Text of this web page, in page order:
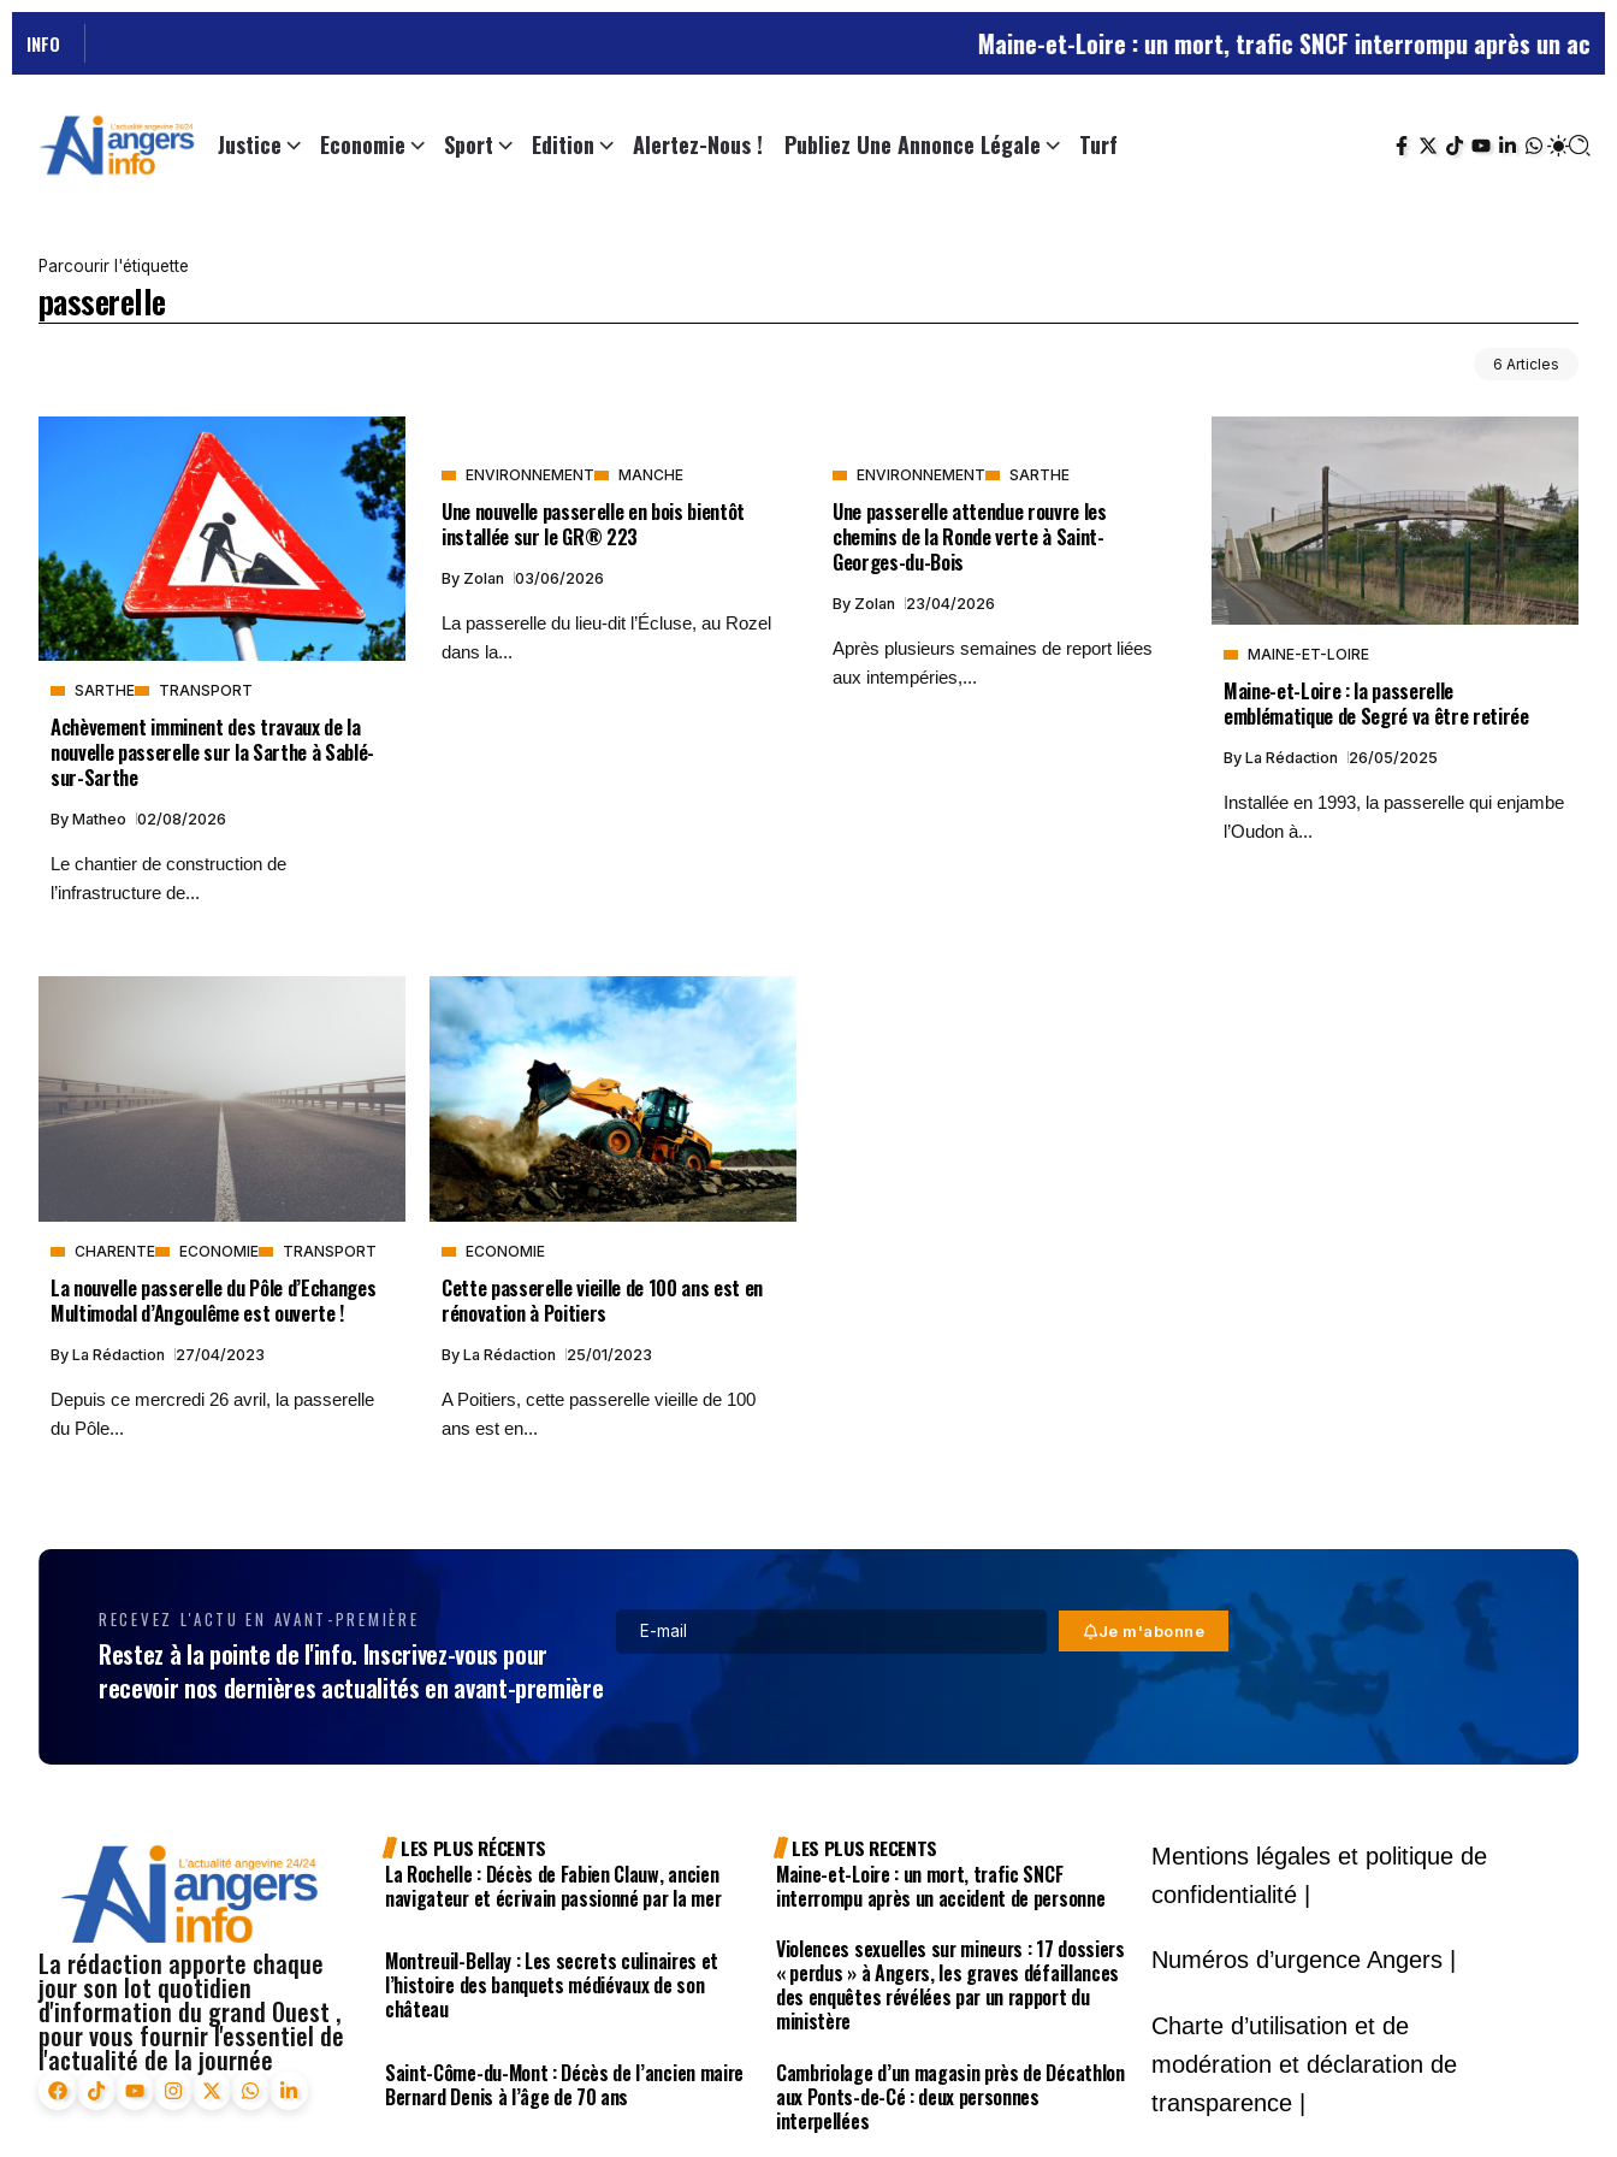
INFO Maine-et-Loire : un mort, trafic SNCF interrompu après un accident
Justice Economie Sport Edition Alertez-Nous ! Publiez Une Annonce Légale Turf
Parcourir l'étiquette
passerelle
6 Articles
SARTHE TRANSPORT
Achèvement imminent des travaux de la
nouvelle passerelle sur la Sarthe à Sablé-
sur-Sarthe
By Matheo 02/08/2026
Le chantier de construction de
l’infrastructure de...
ENVIRONNEMENT MANCHE
Une nouvelle passerelle en bois bientôt
installée sur le GR® 223
By Zolan 03/06/2026
La passerelle du lieu-dit l’Écluse, au Rozel
dans la...
ENVIRONNEMENT SARTHE
Une passerelle attendue rouvre les
chemins de la Ronde verte à Saint-
Georges-du-Bois
By Zolan 23/04/2026
Après plusieurs semaines de report liées
aux intempéries,...
MAINE-ET-LOIRE
Maine-et-Loire : la passerelle
emblématique de Segré va être retirée
By La Rédaction 26/05/2025
Installée en 1993, la passerelle qui enjambe
l’Oudon à...
CHARENTE ECONOMIE TRANSPORT
La nouvelle passerelle du Pôle d’Echanges
Multimodal d’Angoulême est ouverte !
By La Rédaction 27/04/2023
Depuis ce mercredi 26 avril, la passerelle
du Pôle...
ECONOMIE
Cette passerelle vieille de 100 ans est en
rénovation à Poitiers
By La Rédaction 25/01/2023
A Poitiers, cette passerelle vieille de 100
ans est en...
RECEVEZ L'ACTU EN AVANT-PREMIÈRE
Restez à la pointe de l'info. Inscrivez-vous pour
recevoir nos dernières actualités en avant-première
Je m'abonne
La rédaction apporte chaque
jour son lot quotidien
d'information du grand Ouest ,
pour vous fournir l'essentiel de
l'actualité de la journée
LES PLUS RÉCENTS
La Rochelle : Décès de Fabien Clauw, ancien
navigateur et écrivain passionné par la mer
Montreuil-Bellay : Les secrets culinaires et
l’histoire des banquets médiévaux de son
château
Saint-Côme-du-Mont : Décès de l’ancien maire
Bernard Denis à l’âge de 70 ans
LES PLUS RECENTS
Maine-et-Loire : un mort, trafic SNCF
interrompu après un accident de personne
Violences sexuelles sur mineurs : 17 dossiers
« perdus » à Angers, les graves défaillances
des enquêtes révélées par un rapport du
ministère
Cambriolage d’un magasin près de Décathlon
aux Ponts-de-Cé : deux personnes
interpellées
Mentions légales et politique de
confidentialité |
Numéros d’urgence Angers |
Charte d’utilisation et de
modération et déclaration de
transparence |